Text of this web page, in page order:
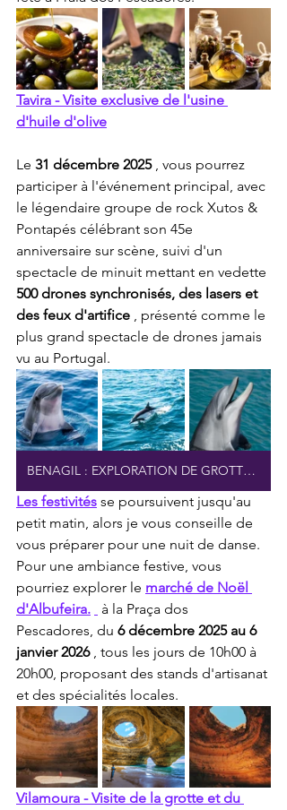
Tavira - Visite exclusive de l'usine
d'huile d'olive
Le 31 décembre 2025 , vous pourrez
participer à l'événement principal, avec
le légendaire groupe de rock Xutos &
Pontapés célébrant son 45e
anniversaire sur scène, suivi d'un
spectacle de minuit mettant en vedette
500 drones synchronisés, des lasers et
des feux d'artifice , présenté comme le
plus grand spectacle de drones jamais
vu au Portugal.
BENAGIL : EXPLORATION DE GROTTES ET OBSERVATION DES DAUPHINS
Les festivités se poursuivent jusqu'au
petit matin, alors je vous conseille de
vous préparer pour une nuit de danse.
Pour une ambiance festive, vous
pourriez explorer le marché de Noël
d'Albufeira.
à la Praça dos
Pescadores, du 6 décembre 2025 au 6
janvier 2026 , tous les jours de 10h00 à
20h00, proposant des stands d'artisanat
et des spécialités locales.
Vilamoura - Visite de la grotte et du